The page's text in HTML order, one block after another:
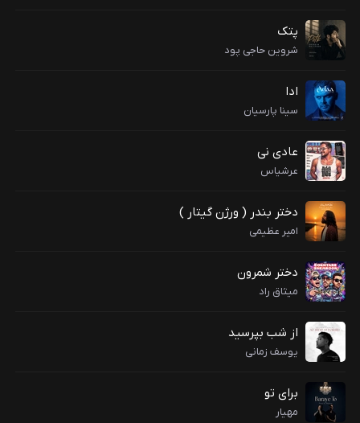
پتک
شروین حاجی پود
ادا
سینا پارسیان
عادی نی
عرشیاس
دختر بندر ( ورژن گیتار )
امیر عظیمی
دختر شمرون
میثاق راد
از شب بپرسید
یوسف زمانی
برای تو
مهیار